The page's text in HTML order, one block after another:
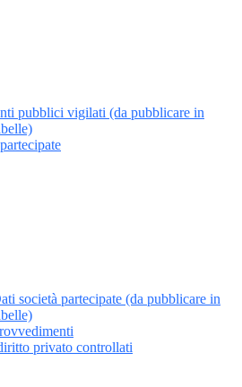
pubblici vigilati (da pubblicare in
società partecipate (da pubblicare in
privato controllati